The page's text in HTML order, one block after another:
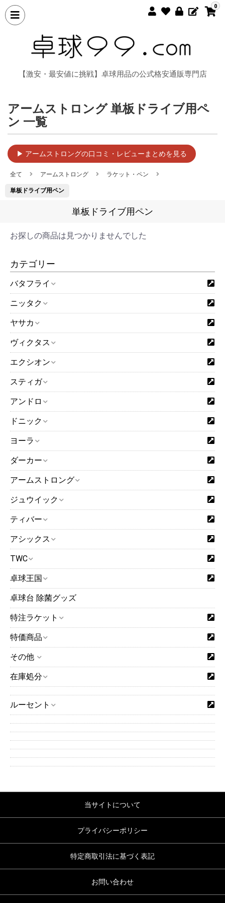
0
【激安・最安値に挑戦】卓球用品の公式格安通販専門店
カテゴリー
バタフライ
ニッタク
ヤサカ
ヴィクタス
エクシオン
スティガ
アンドロ
ドニック
ヨーラ
ダーカー
アームストロング
ジュウイック
ティバー
アシックス
TWC
卓球王国
卓球台 除菌グッズ
特注ラケット
特価商品
その他
在庫処分
ルーセント
アームストロング 単板ドライブ用ペ
ン 一覧
▶ アームストロングの口コミ・レビューまとめを見る
全て アームストロング ラケット・ペン
単板ドライブ用ペン
単板ドライブ用ペン
お探しの商品は見つかりませんでした
当サイトについて
プライバシーポリシー
特定商取引法に基づく表記
お問い合わせ